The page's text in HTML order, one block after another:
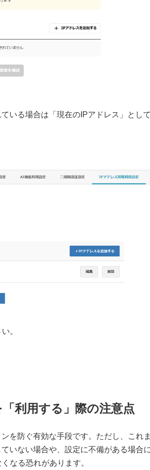
いる場合は「現在のIPアドレス」として
。
利用する」際の注意点
を防ぐ有効な手段です。ただし、これま
いない場合や、設定に不備がある場合
なる恐れがあります。